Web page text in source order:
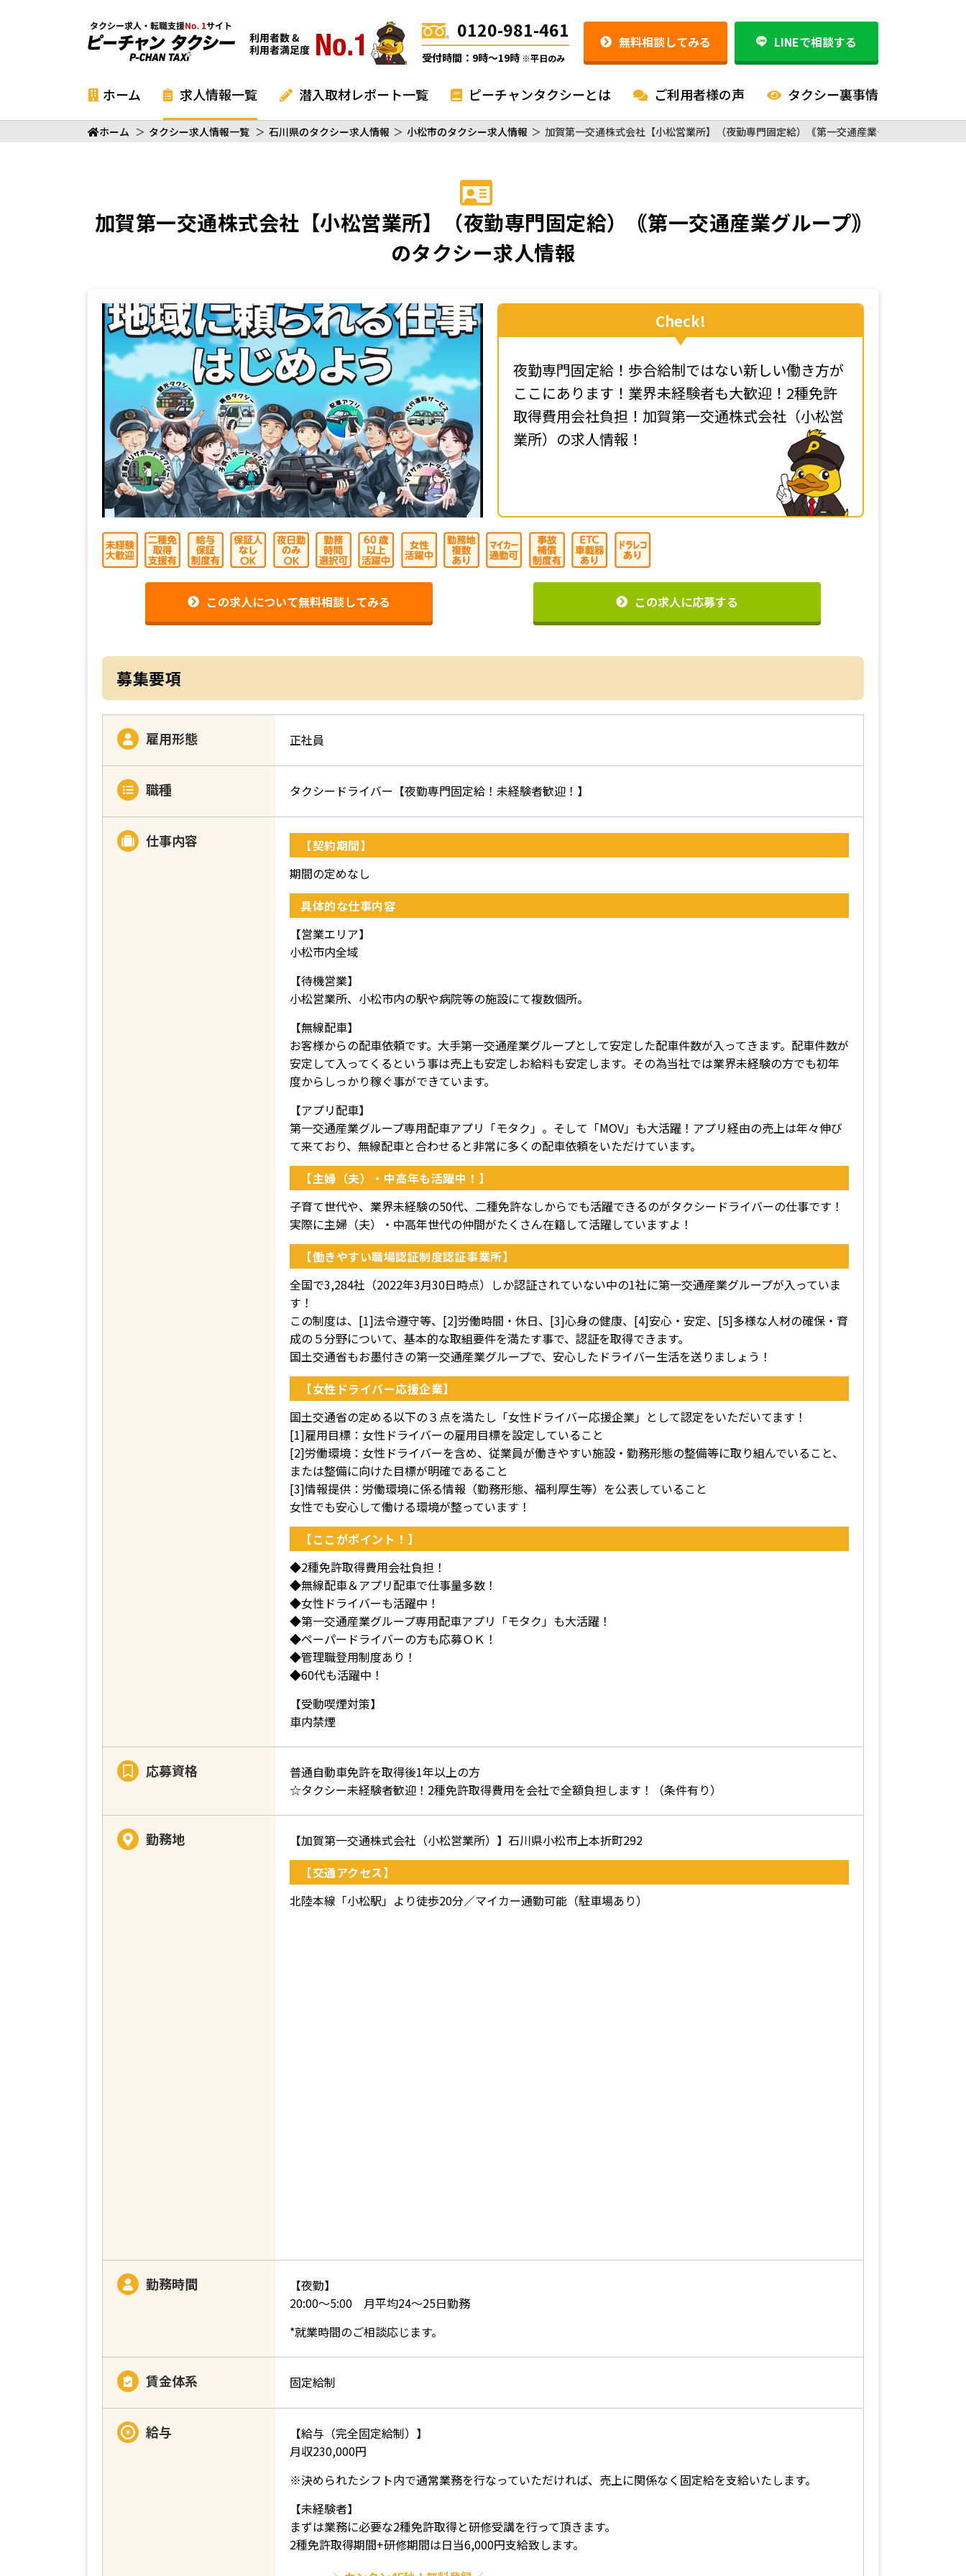
0120-981-461
受付時間：9時〜19時 ※平日のみ
無料相談してみる LINEで相談する
ホーム 求人情報一覧 潜入取材レポート一覧 ピーチャンタクシーとは ご利用者様の声 タクシー裏事情
ホーム ＞ タクシー求人情報一覧 ＞ 石川県のタクシー求人情報 ＞ 小松市のタクシー求人情報 ＞ 加賀第一交通株式会社【小松営業所】（夜勤専門固定給）｟第一交通産業グループ｠
加賀第一交通株式会社【小松営業所】（夜勤専門固定給）｟第一交通産業グループ｠
のタクシー求人情報
Check!
夜勤専門固定給！歩合給制ではない新しい働き方が
ここにあります！業界未経験者も大歓迎！2種免許
取得費用会社負担！加賀第一交通株式会社（小松営
業所）の求人情報！
この求人について無料相談してみる この求人に応募する
募集要項
雇用形態 正社員
職種 タクシードライバー【夜勤専門固定給！未経験者歓迎！】
仕事内容
【契約期間】
期間の定めなし
具体的な仕事内容
【営業エリア】
小松市内全域
【待機営業】
小松営業所、小松市内の駅や病院等の施設にて複数個所。
【無線配車】
お客様からの配車依頼です。大手第一交通産業グループとして安定した配車件数が入ってきます。配車件数が
安定して入ってくるという事は売上も安定しお給料も安定します。その為当社では業界未経験の方でも初年
度からしっかり稼ぐ事ができています。
【アプリ配車】
第一交通産業グループ専用配車アプリ「モタク」。そして「MOV」も大活躍！アプリ経由の売上は年々伸び
て来ており、無線配車と合わせると非常に多くの配車依頼をいただけています。
【主婦（夫）・中高年も活躍中！】
子育て世代や、業界未経験の50代、二種免許なしからでも活躍できるのがタクシードライバーの仕事です！
実際に主婦（夫）・中高年世代の仲間がたくさん在籍して活躍していますよ！
【働きやすい職場認証制度認証事業所】
全国で3,284社（2022年3月30日時点）しか認証されていない中の1社に第一交通産業グループが入っていま
す！
この制度は、[1]法令遵守等、[2]労働時間・休日、[3]心身の健康、[4]安心・安定、[5]多様な人材の確保・育
成の５分野について、基本的な取組要件を満たす事で、認証を取得できます。
国土交通省もお墨付きの第一交通産業グループで、安心したドライバー生活を送りましょう！
【女性ドライバー応援企業】
国土交通省の定める以下の３点を満たし「女性ドライバー応援企業」として認定をいただいてます！
[1]雇用目標：女性ドライバーの雇用目標を設定していること
[2]労働環境：女性ドライバーを含め、従業員が働きやすい施設・勤務形態の整備等に取り組んでいること、
または整備に向けた目標が明確であること
[3]情報提供：労働環境に係る情報（勤務形態、福利厚生等）を公表していること
女性でも安心して働ける環境が整っています！
【ここがポイント！】
◆2種免許取得費用会社負担！
◆無線配車＆アプリ配車で仕事量多数！
◆女性ドライバーも活躍中！
◆第一交通産業グループ専用配車アプリ「モタク」も大活躍！
◆ペーパードライバーの方も応募ＯＫ！
◆管理職登用制度あり！
◆60代も活躍中！
【受動喫煙対策】
車内禁煙
応募資格
普通自動車免許を取得後1年以上の方
☆タクシー未経験者歓迎！2種免許取得費用を会社で全額負担します！（条件有り）
勤務地
【加賀第一交通株式会社（小松営業所）】石川県小松市上本折町292
【交通アクセス】
北陸本線「小松駅」より徒歩20分／マイカー通勤可能（駐車場あり）
勤務時間
【夜勤】
20:00～5:00 月平均24～25日勤務
*就業時間のご相談応じます。
賃金体系 固定給制
給与
【給与（完全固定給制）】
月収230,000円
※決められたシフト内で通常業務を行なっていただければ、売上に関係なく固定給を支給いたします。
【未経験者】
まずは業務に必要な2種免許取得と研修受講を行って頂きます。
2種免許取得期間+研修期間は日当6,000円支給致します。